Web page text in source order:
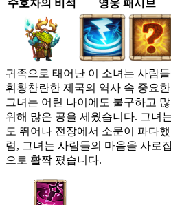
수호자의 비석
영웅 패시브
귀족으로 태어난 이 소녀는 사람
휘황찬란한 제국의 역사 속 중요
그녀는 어린 나이에도 불구하고
위해 많은 공을 세웠습니다. 그녀
도 뛰어나 전장에서 소문이 파다
럼, 그녀는 사람들의 마음을 사로
으로 활짝 폈습니다.